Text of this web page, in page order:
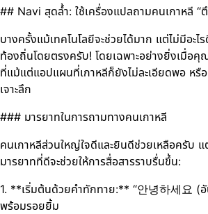
## Navi สุดล้ำ: ใช้เครื่องแปลถามคนเกาหลี “
บางครั้งแม้เทคโนโลยีจะช่วยได้มาก แต่ไม่มีอะไ
ท้องถิ่นโดยตรงครับ! โดยเฉพาะอย่างยิ่งเมื่อ
ที่แม้แต่แอปแผนที่เกาหลีก็ยังไม่ละเอียดพอ หรื
เจาะลึก
### มารยาทในการถามทางคนเกาหลี
คนเกาหลีส่วนใหญ่ใจดีและยินดีช่วยเหลือครับ
มารยาทที่ดีจะช่วยให้การสื่อสารราบรื่นขึ้น:
1. **เริ่มต้นด้วยคำทักทาย:** “안녕하세요 (
พร้อมรอยยิ้ม